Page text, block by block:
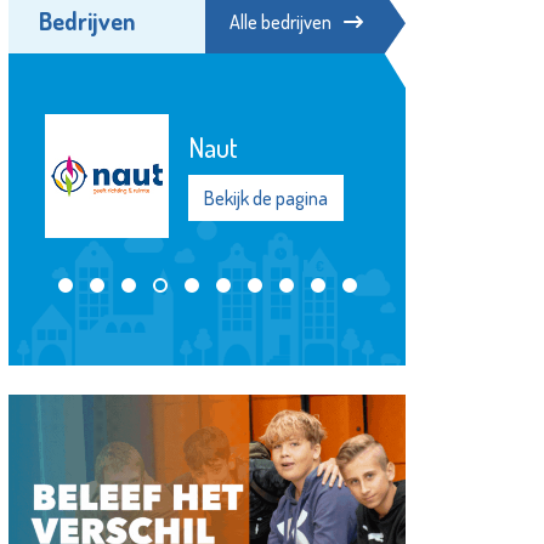
Bedrijven Alle bedrijven
Naut
Bekijk de pagina